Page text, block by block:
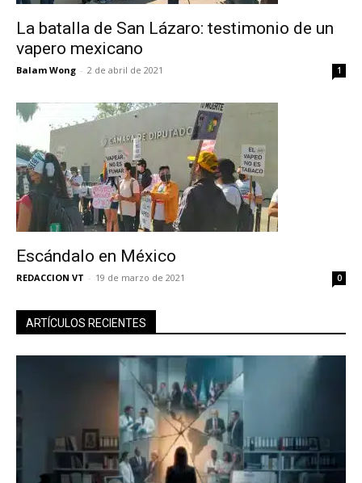
La batalla de San Lázaro: testimonio de un
vapero mexicano
Balam Wong - 2 de abril de 2021 1
Escándalo en México
REDACCION VT - 19 de marzo de 2021 0
ARTÍCULOS RECIENTES